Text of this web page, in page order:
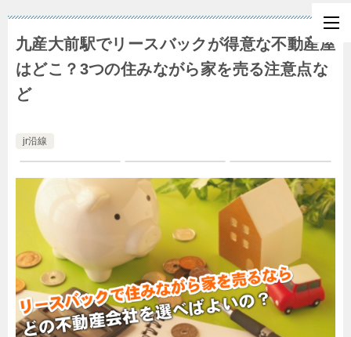
九産大前駅でリースバックが得意な不動産屋
はどこ？3つの住みながら家を売る注意点な
ど
jr沿線